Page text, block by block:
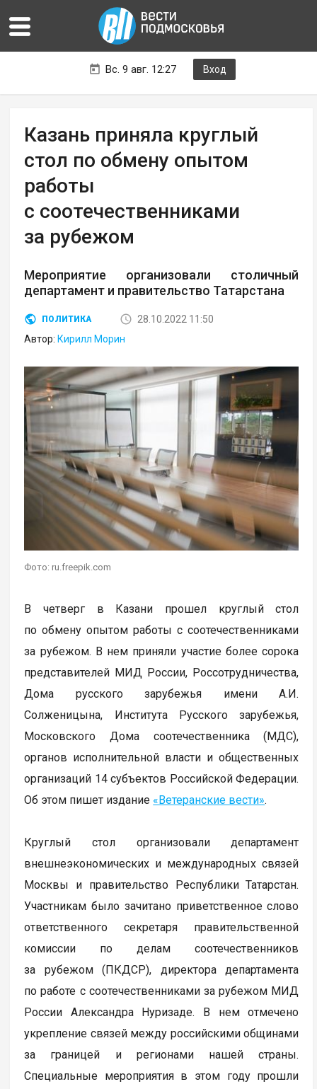
Вс. 9 авг. 12:27 Вход
Казань приняла круглый
стол по обмену опытом
работы
с соотечественниками
за рубежом
Мероприятие организовали столичный
департамент и правительство Татарстана
ПОЛИТИКА
28.10.2022 11:50
Автор: Кирилл Морин
Фото: ru.freepik.com
В четверг в Казани прошел круглый стол
по обмену опытом работы с соотечественниками
за рубежом. В нем приняли участие более сорока
представителей МИД России, Россотрудничества,
Дома русского зарубежья имени А.И.
Солженицына, Института Русского зарубежья,
Московского Дома соотечественника (МДС),
органов исполнительной власти и общественных
организаций 14 субъектов Российской Федерации.
Об этом пишет издание «Ветеранские вести».
Круглый стол организовали департамент
внешнеэкономических и международных связей
Москвы и правительство Республики Татарстан.
Участникам было зачитано приветственное слово
ответственного секретаря правительственной
комиссии по делам соотечественников
за рубежом (ПКДСР), директора департамента
по работе с соотечественниками за рубежом МИД
России Александра Нуризаде. В нем отмечено
укрепление связей между российскими общинами
за границей и регионами нашей страны.
Специальные мероприятия в этом году прошли